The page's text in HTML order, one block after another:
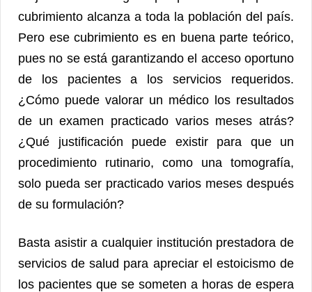
cubrimiento alcanza a toda la población del país.
Pero ese cubrimiento es en buena parte teórico,
pues no se está garantizando el acceso oportuno
de los pacientes a los servicios requeridos.
¿Cómo puede valorar un médico los resultados
de un examen practicado varios meses atrás?
¿Qué justificación puede existir para que un
procedimiento rutinario, como una tomografía,
solo pueda ser practicado varios meses después
de su formulación?
Basta asistir a cualquier institución prestadora de
servicios de salud para apreciar el estoicismo de
los pacientes que se someten a horas de espera